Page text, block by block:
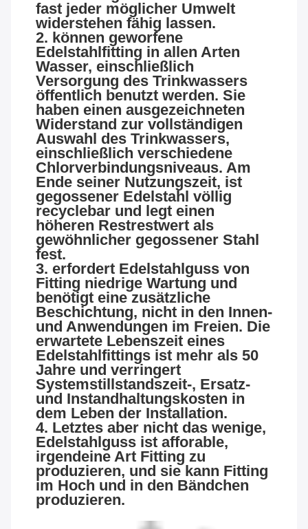
fast jeder möglicher Umwelt
widerstehen fähig lassen.
2. können geworfene
Edelstahlfitting in allen Arten
Wasser, einschließlich
Versorgung des Trinkwassers
öffentlich benutzt werden. Sie
haben einen ausgezeichneten
Widerstand zur vollständigen
Auswahl des Trinkwassers,
einschließlich verschiedene
Chlorverbindungsniveaus. Am
Ende seiner Nutzungszeit, ist
gegossener Edelstahl völlig
recyclebar und legt einen
höheren Restrestwert als
gewöhnlicher gegossener Stahl
fest.
3. erfordert Edelstahlguss von
Fitting niedrige Wartung und
benötigt eine zusätzliche
Beschichtung, nicht in den Innen-
und Anwendungen im Freien. Die
erwartete Lebenszeit eines
Edelstahlfittings ist mehr als 50
Jahre und verringert
Systemstillstandszeit-, Ersatz-
und Instandhaltungskosten in
dem Leben der Installation.
4. Letztes aber nicht das wenige,
Edelstahlguss ist afforable,
irgendeine Art Fitting zu
produzieren, und sie kann Fitting
im Hoch und in den Bändchen
produzieren.